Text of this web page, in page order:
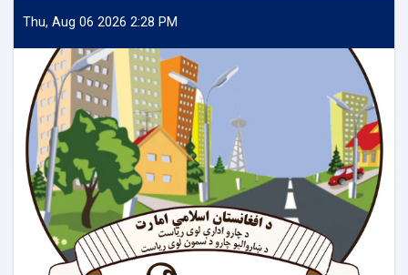
Thu, Aug 06 2026 2:28 PM